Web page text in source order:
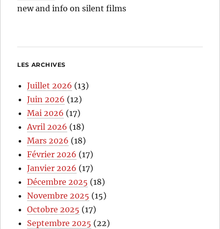
new and info on silent films
LES ARCHIVES
Juillet 2026 (13)
Juin 2026 (12)
Mai 2026 (17)
Avril 2026 (18)
Mars 2026 (18)
Février 2026 (17)
Janvier 2026 (17)
Décembre 2025 (18)
Novembre 2025 (15)
Octobre 2025 (17)
Septembre 2025 (22)